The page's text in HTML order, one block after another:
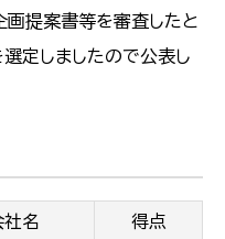
画提案書等を審査したと
定しましたので公表し
社名 得点